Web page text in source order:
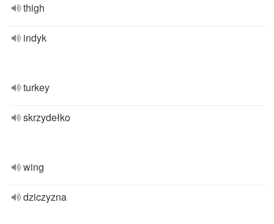
thigh
indyk
turkey
skrzydełko
wing
dziczyzna